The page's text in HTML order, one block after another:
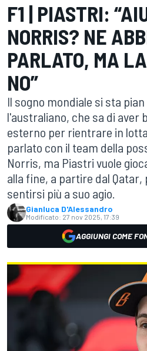
F1 | PIASTRI:
NORRIS? NE
PARLATO, MA
NO”
Il sogno mondiale si sta
l'australiano, che sa di aver
esterno per rientrare in
parlato con il team della
Norris, ma Piastri vuole
alla fine, a partire dal Qatar,
sentirsi più a suo agio.
Gianluca D'Alessandro
Modificato: 27 nov 2025, 17:39
AGGIUNGI COME